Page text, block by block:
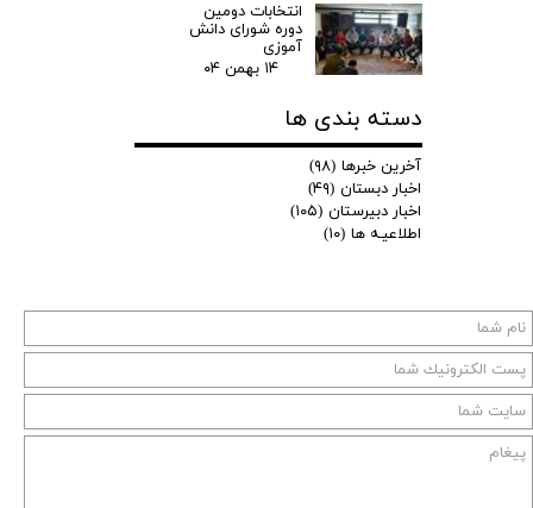
انتخابات دومین
دوره شورای دانش
آموزی
۱۴ بهمن ۰۴
دسته بندی ها
آخرین خبرها (۹۸)
اخبار دبستان (۴۹)
اخبار دبیرستان (۱۰۵)
اطلاعیـه ها (۱۰)